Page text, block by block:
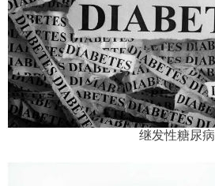
继发性糖尿病